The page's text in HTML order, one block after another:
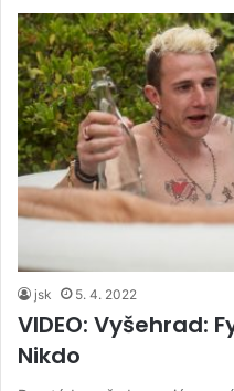
jsk 5. 4. 2022
VIDEO: Vyšehrad:
Nikdo